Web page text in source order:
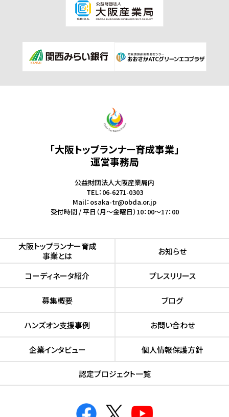
「大阪トップランナー育成事業」
運営事務局
公益財団法人大阪産業局内
TEL：06-6271-0303
Mail：osaka-tr@obda.or.jp
受付時間 / 平日（月～金曜日）10：00～17：00
⼤阪トップランナー育成
事業とは
お知らせ
コーディネータ紹介 プレスリリース
募集概要 ブログ
ハンズオン⽀援事例 お問い合わせ
企業インタビュー 個人情報保護方針
認定プロジェクト⼀覧